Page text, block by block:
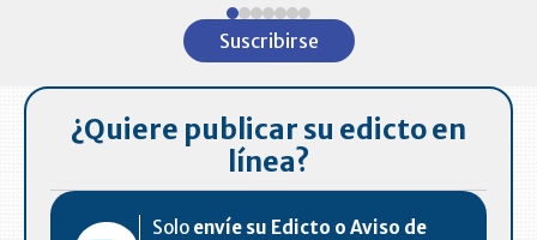
Suscribirse
¿Quiere publicar su edicto en
línea?
Solo envíe su Edicto o Aviso de